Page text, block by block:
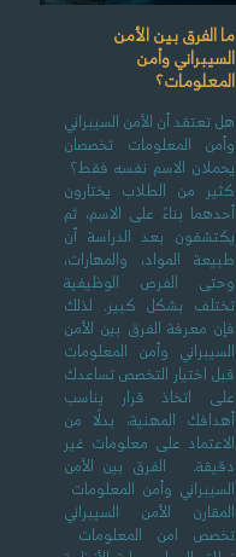
ما الفرق بين الأمن
السيبراني وأمن
المعلومات؟
هل تعتقد أن الأمن السيبراني
وأمن المعلومات تخصصان
يحملان الاسم نفسه فقط؟
كثير من الطلاب يختارون
أحدهما بناءً على الاسم، ثم
يكتشفون بعد الدراسة أن
طبيعة المواد، والمهارات،
وحتى الفرص الوظيفية
تختلف بشكل كبير. لذلك
فإن معرفة الفرق بين الأمن
السيبراني وأمن المعلومات
قبل اختيار التخصص تساعدك
على اتخاذ قرار يناسب
أهدافك المهنية، بدلًا من
الاعتماد على معلومات غير
دقيقة. الفرق بين الأمن
السيبراني وأمن المعلومات
المقارن الأمن السيبراني
تخصص امن المعلومات